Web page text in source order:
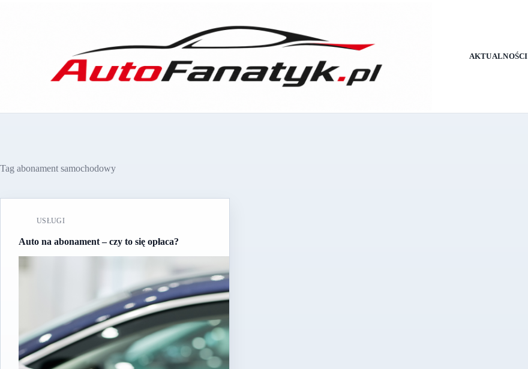
AKTUALNOŚCI
Tag abonament samochodowy
USŁUGI
Auto na abonament – czy to się opłaca?